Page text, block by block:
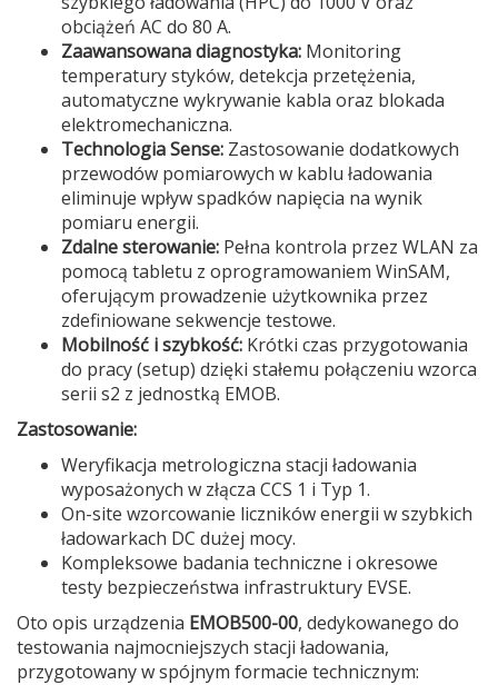
obciążeń AC do 80 A.
Zaawansowana diagnostyka: Monitoring
temperatury styków, detekcja przetężenia,
automatyczne wykrywanie kabla oraz blokada
elektromechaniczna.
Technologia Sense: Zastosowanie dodatkowych
przewodów pomiarowych w kablu ładowania
eliminuje wpływ spadków napięcia na wynik
pomiaru energii.
Zdalne sterowanie: Pełna kontrola przez WLAN za
pomocą tabletu z oprogramowaniem WinSAM,
oferującym prowadzenie użytkownika przez
zdefiniowane sekwencje testowe.
Mobilność i szybkość: Krótki czas przygotowania
do pracy (setup) dzięki stałemu połączeniu wzorca
serii s2 z jednostką EMOB.
Zastosowanie:
Weryfikacja metrologiczna stacji ładowania
wyposażonych w złącza CCS 1 i Typ 1.
On-site wzorcowanie liczników energii w szybkich
ładowarkach DC dużej mocy.
Kompleksowe badania techniczne i okresowe
testy bezpieczeństwa infrastruktury EVSE.
Oto opis urządzenia EMOB500-00, dedykowanego do
testowania najmocniejszych stacji ładowania,
przygotowany w spójnym formacie technicznym: